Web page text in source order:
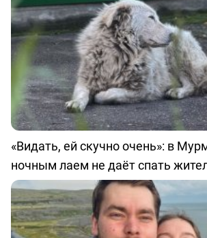
«Видать, ей скучно очень»: в
ночным лаем не даёт спать